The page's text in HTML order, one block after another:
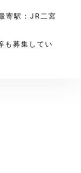
寄駅：JR二宮
も募集してい